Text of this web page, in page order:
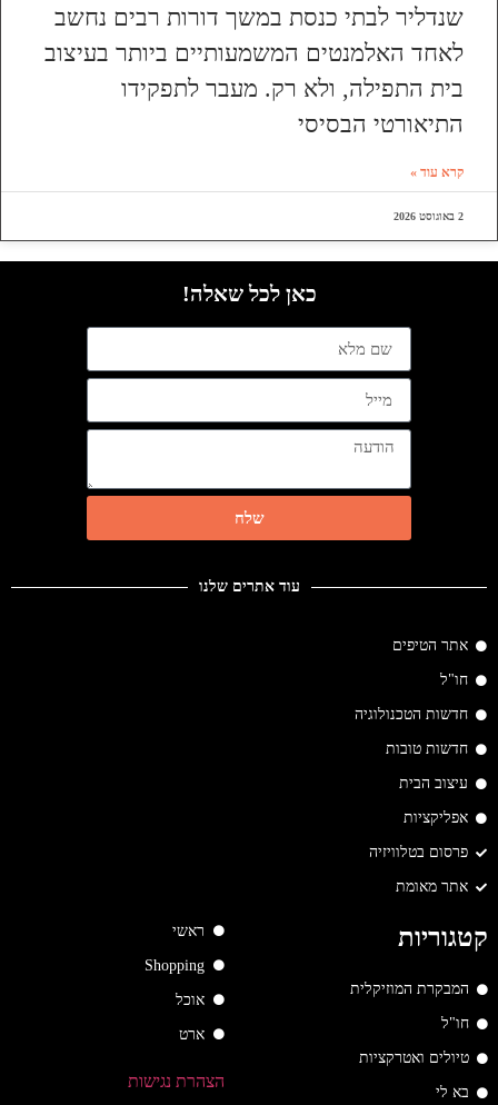
שנדליר לבתי כנסת במשך דורות רבים נחשב
לאחד האלמנטים המשמעותיים ביותר בעיצוב
בית התפילה, ולא רק. מעבר לתפקידו
התיאורטי הבסיסי
קרא עוד »
2 באוגוסט 2026
ראשי
Shopping
אוכל
ארט
הצהרת נגישות
קטגוריות
המבקרת המוזיקלית
חו"ל
טיולים ואטרקציות
בא לי
עוד אתרים שלנו
אתר הטיפים
חו"ל
חדשות הטכנולוגיה
חדשות טובות
עיצוב הבית
אפליקציות
פרסום בטלוויזיה
אתר מאומת
כאן לכל שאלה!
שלח